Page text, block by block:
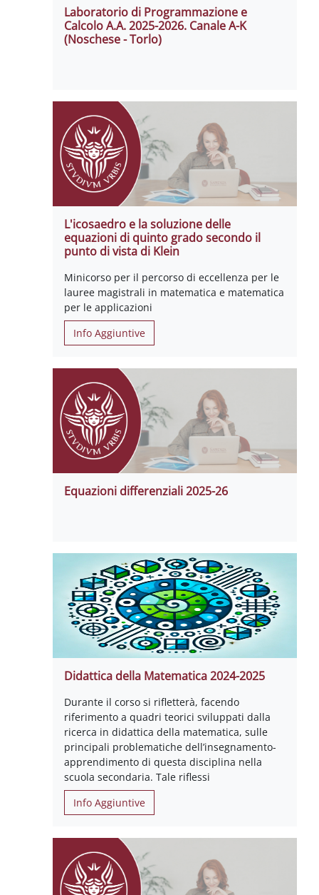
Laboratorio di Programmazione e
Calcolo A.A. 2025-2026. Canale A-K
(Noschese - Torlo)
L'icosaedro e la soluzione delle
equazioni di quinto grado secondo il
punto di vista di Klein
Minicorso per il percorso di eccellenza per le
lauree magistrali in matematica e matematica
per le applicazioni
Info Aggiuntive
Equazioni differenziali 2025-26
Didattica della Matematica 2024-2025
Durante il corso si rifletterà, facendo
riferimento a quadri teorici sviluppati dalla
ricerca in didattica della matematica, sulle
principali problematiche dell’insegnamento-
apprendimento di questa disciplina nella
scuola secondaria. Tale riflessi
Info Aggiuntive